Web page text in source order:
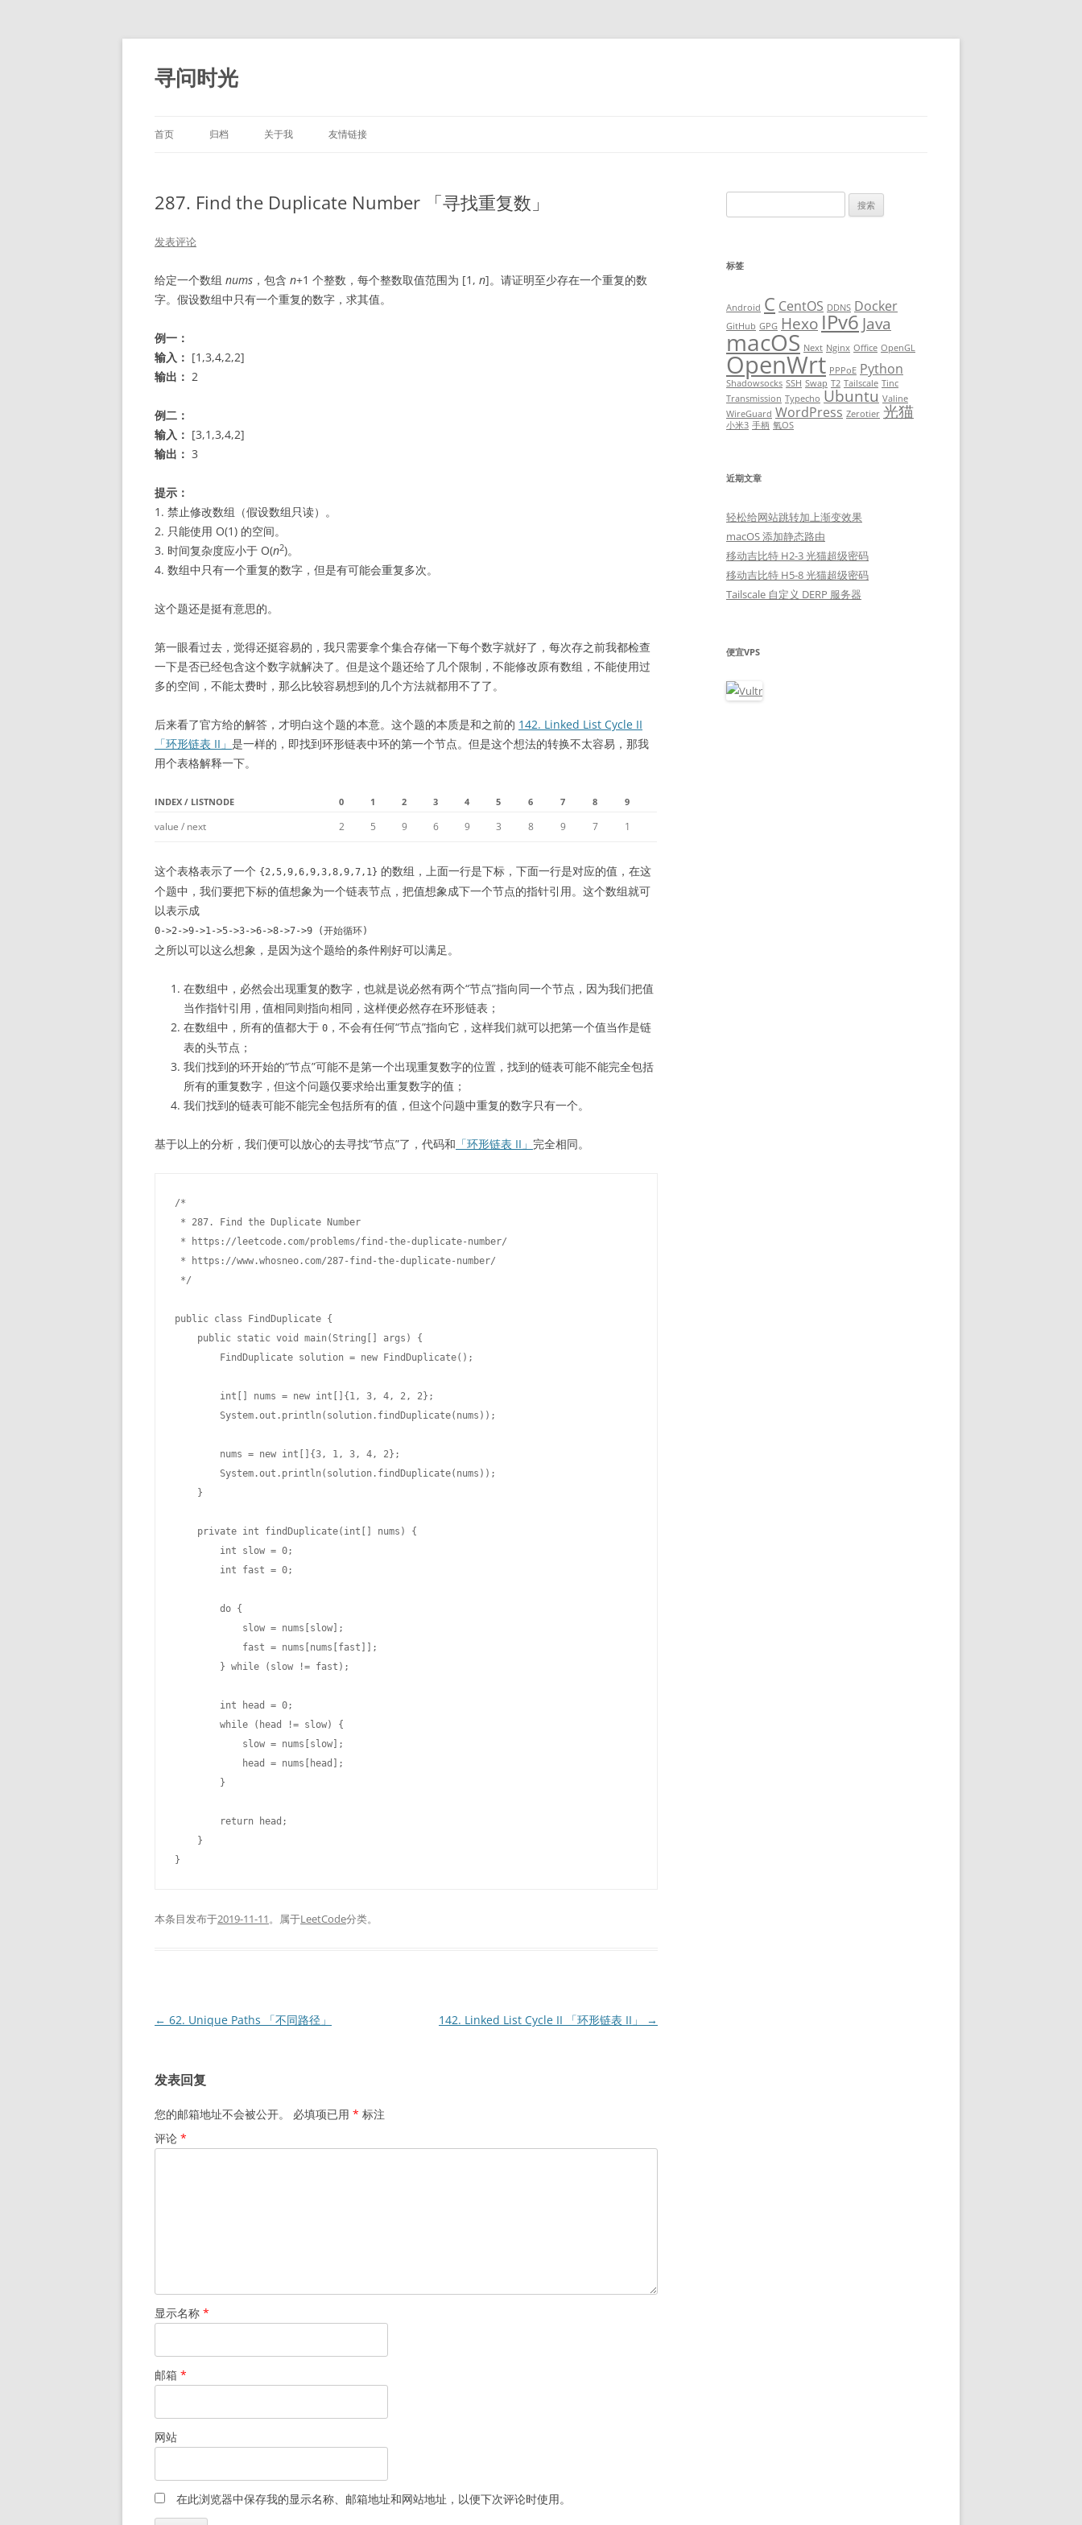
跳
正
文
寻问时光
首页 归档 关于我 友情链接
287. Find the Duplicate Number 「寻找重复数」
发表评论
给定一个数组 nums ，包含 n+1 个整数，每个整数取值范围为 [1, n]。请证明至少存在一个重复的数
字。假设数组中只有一个重复的数字，求其值。
例一：
输入： [1,3,4,2,2]
输出： 2
例二：
输入： [3,1,3,4,2]
输出： 3
提示：
1. 禁止修改数组（假设数组只读）。
2. 只能使用 O(1) 的空间。
3. 时间复杂度应小于 O(n2)。
4. 数组中只有一个重复的数字，但是有可能会重复多次。
这个题还是挺有意思的。
第一眼看过去，觉得还挺容易的，我只需要拿个集合存储一下每个数字就好了，每次存之前我都检查
一下是否已经包含这个数字就解决了。但是这个题还给了几个限制，不能修改原有数组，不能使用过
多的空间，不能太费时，那么比较容易想到的几个方法就都用不了了。
后来看了官方给的解答，才明白这个题的本意。这个题的本质是和之前的 142. Linked List Cycle II
「环形链表 II」 是一样的，即找到环形链表中环的第一个节点。但是这个想法的转换不太容易，那我
用个表格解释一下。
INDEX / LISTNODE 0 1 2 3 4 5 6 7 8 9
value / next 2 5 9 6 9 3 8 9 7 1
这个表格表示了一个 {2,5,9,6,9,3,8,9,7,1} 的数组，上面一行是下标，下面一行是对应的值，在这
个题中，我们要把下标的值想象为一个链表节点，把值想象成下一个节点的指针引用。这个数组就可
以表示成
0->2->9->1->5->3->6->8->7->9 (开始循环)
之所以可以这么想象，是因为这个题给的条件刚好可以满足。
在数组中，必然会出现重复的数字，也就是说必然有两个“节点”指向同一个节点，因为我们把值
当作指针引用，值相同则指向相同，这样便必然存在环形链表；
在数组中，所有的值都大于 0 ，不会有任何“节点”指向它，这样我们就可以把第一个值当作是链
表的头节点；
我们找到的环开始的“节点”可能不是第一个出现重复数字的位置，找到的链表可能不能完全包括
所有的重复数字，但这个问题仅要求给出重复数字的值；
我们找到的链表可能不能完全包括所有的值，但这个问题中重复的数字只有一个。
基于以上的分析，我们便可以放心的去寻找“节点”了，代码和 「环形链表 II」 完全相同。
/*
* 287. Find the Duplicate Number
* https://leetcode.com/problems/find-the-duplicate-number/
* https://www.whosneo.com/287-find-the-duplicate-number/
*/
public class FindDuplicate {
    public static void main(String[] args) {
        FindDuplicate solution = new FindDuplicate();
        int[] nums = new int[]{1, 3, 4, 2, 2};
        System.out.println(solution.findDuplicate(nums));
        nums = new int[]{3, 1, 3, 4, 2};
        System.out.println(solution.findDuplicate(nums));
    }
    private int findDuplicate(int[] nums) {
        int slow = 0;
        int fast = 0;
        do {
            slow = nums[slow];
            fast = nums[nums[fast]];
        } while (slow != fast);
        int head = 0;
        while (head != slow) {
            slow = nums[slow];
            head = nums[head];
        }
        return head;
    }
本条目发布于2019-11-11。属于LeetCode分类。
文
航
← 62. Unique Paths 「不同路径」 142. Linked List Cycle II 「环形链表 II」 →
发表回复
您的邮箱地址不会被公开。 必填项已用 * 标注
评论 *
显示名称 *
邮箱 *
网站
在此浏览器中保存我的显示名称、邮箱地址和网站地址，以便下次评论时使用。
索
标签
Android C CentOS DDNS Docker
GitHub GPG HexoIPv6Java
macOS Next Nginx Office OpenGL
OpenWrt PPPoE Python
Shadowsocks SSH Swap T2 Tailscale Tinc
Transmission Typecho Ubuntu Valine
WireGuard WordPress Zerotier 光猫
小米3 手柄 氧OS
近期文章
轻松给网站跳转加上渐变效果
macOS 添加静态路由
移动吉比特 H2-3 光猫超级密码
移动吉比特 H5-8 光猫超级密码
Tailscale 自定义 DERP 服务器
便宜VPS